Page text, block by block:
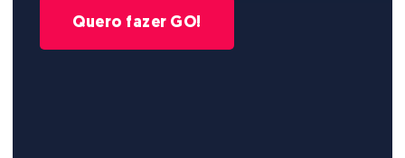
Quero fazer GO!